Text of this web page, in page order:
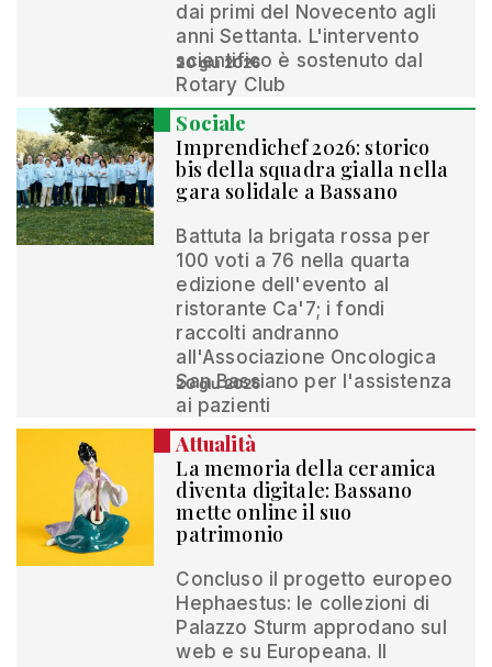
dai primi del Novecento agli
anni Settanta. L'intervento
scientifico è sostenuto dal
Rotary Club
20 giu 2026
Sociale
Imprendichef 2026: storico
bis della squadra gialla nella
gara solidale a Bassano
Battuta la brigata rossa per
100 voti a 76 nella quarta
edizione dell'evento al
ristorante Ca'7; i fondi
raccolti andranno
all'Associazione Oncologica
San Bassiano per l'assistenza
ai pazienti
20 giu 2026
Attualità
La memoria della ceramica
diventa digitale: Bassano
mette online il suo
patrimonio
Concluso il progetto europeo
Hephaestus: le collezioni di
Palazzo Sturm approdano sul
web e su Europeana. Il